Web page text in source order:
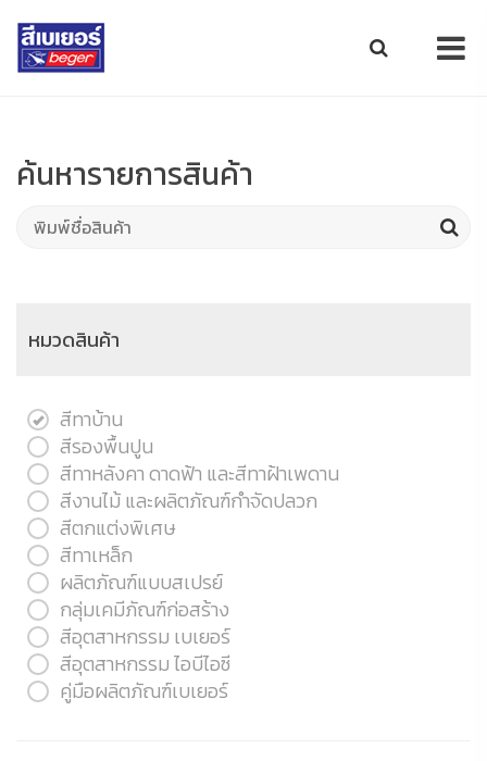
ค้นหารายการสินค้า
หมวดสินค้า
สีทาบ้าน
สีรองพื้นปูน
สีทาหลังคา ดาดฟ้า และสีทาฝ้าเพดาน
สีงานไม้ และผลิตภัณฑ์กำจัดปลวก
สีตกแต่งพิเศษ
สีทาเหล็ก
ผลิตภัณฑ์แบบสเปรย์
กลุ่มเคมีภัณฑ์ก่อสร้าง
สีอุตสาหกรรม เบเยอร์
สีอุตสาหกรรม ไอบีไอซี
คู่มือผลิตภัณฑ์เบเยอร์